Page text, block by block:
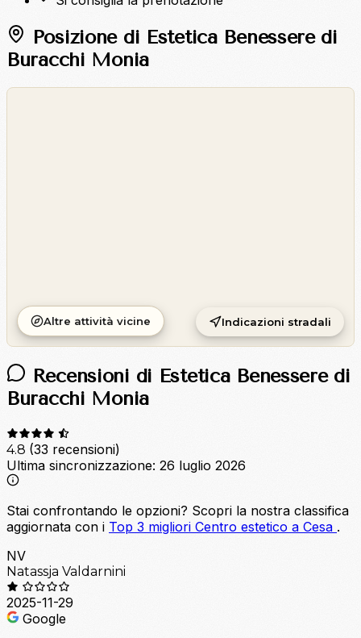
Posizione di Estetica Benessere di
Buracchi Monia
Altre attività vicine Indicazioni stradali
Recensioni di Estetica Benessere di
Buracchi Monia
4.8 (33 recensioni)
Ultima sincronizzazione: 26 luglio 2026
Stai confrontando le opzioni? Scopri la nostra classifica
aggiornata con i Top 3 migliori Centro estetico a Cesa .
NV
Natassja Valdarnini
2025-11-29
Google